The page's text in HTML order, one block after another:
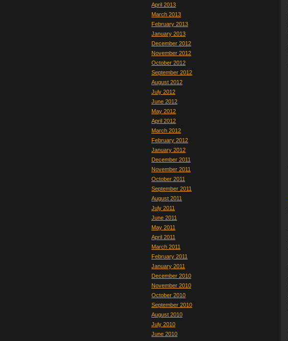
April 2013
March 2013
February 2013
January 2013
December 2012
November 2012
October 2012
September 2012
August 2012
July 2012
June 2012
May 2012
April 2012
March 2012
February 2012
January 2012
December 2011
November 2011
October 2011
September 2011
August 2011
July 2011
June 2011
May 2011
April 2011
March 2011
February 2011
January 2011
December 2010
November 2010
October 2010
September 2010
August 2010
July 2010
June 2010